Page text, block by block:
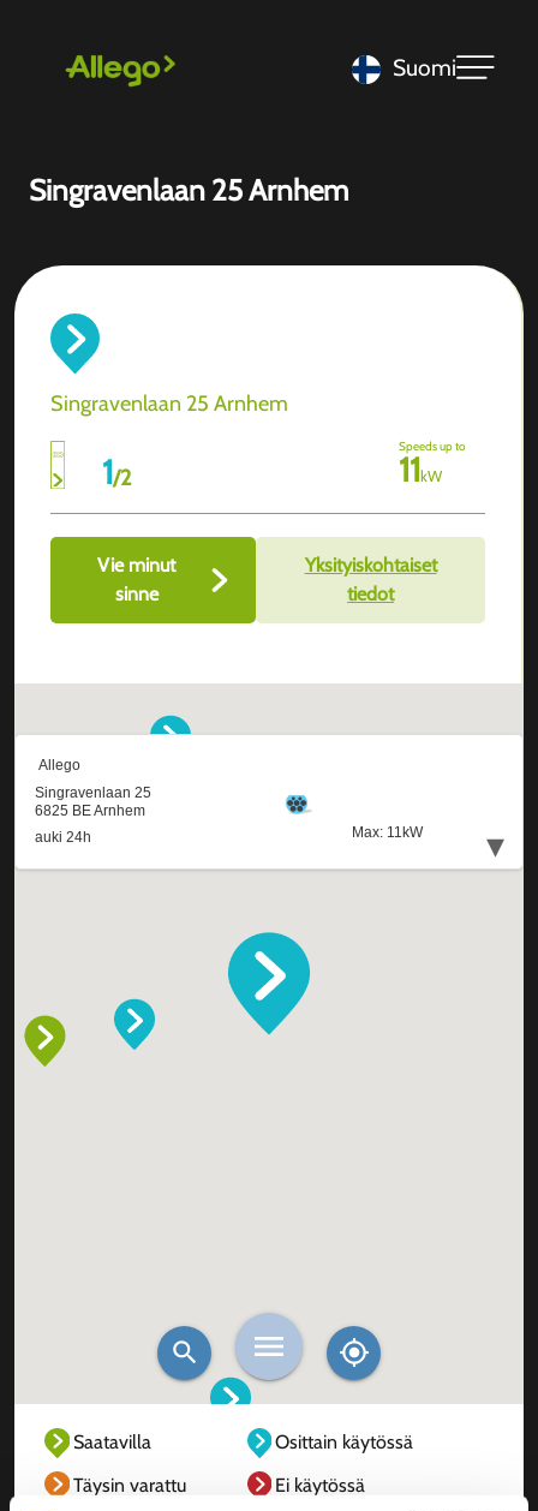
Suomi
Singravenlaan 25 Arnhem
Singravenlaan 25 Arnhem
1/2
Speeds up to
11kW
Vie minut
sinne
Yksityiskohtaiset
tiedot
Saatavilla
Osittain käytössä
Täysin varattu
Ei käytössä